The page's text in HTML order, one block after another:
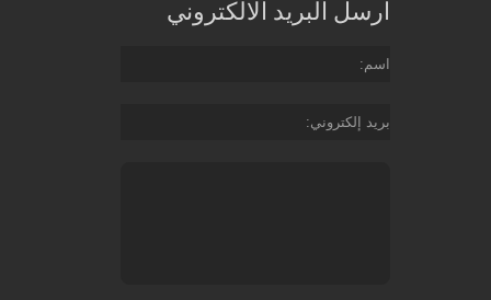
ارسل البريد الالكتروني
اسم
بريد إلكتروني